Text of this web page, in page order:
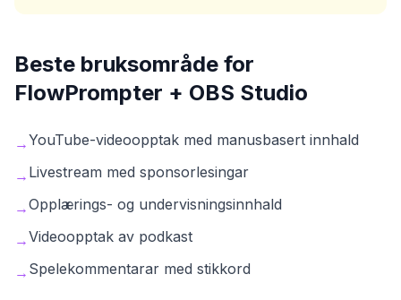
Beste bruksområde for
FlowPrompter + OBS Studio
→YouTube-videoopptak med manusbasert innhald
→ Livestream med sponsorlesingar
→Opplærings- og undervisningsinnhald
→Videoopptak av podkast
→ Spelekommentarar med stikkord